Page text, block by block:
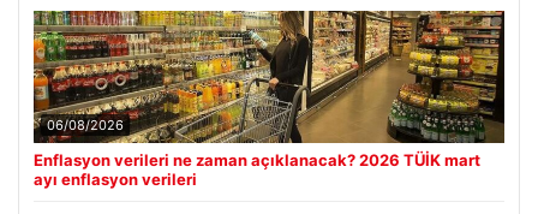
06/08/2026
Enflasyon verileri ne zaman açıklanacak? 2026 TÜİK mart
ayı enflasyon verileri